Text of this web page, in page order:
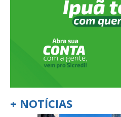
+ NOTÍCIAS